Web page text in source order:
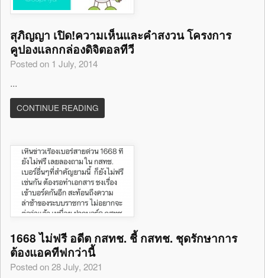
สุภิญญา เปิด!ความเห็นและคำสงวน โครงการ
คูปองแลกกล่องดิจิตอลทีวี
Posted on 1 July, 2014
...
CONTINUE READING
1668 ไม่ฟรี อดีต กสทช. ชี้ กสทช. ชุดรักษาการ
ต้องแอคทีฟกว่านี้
Posted on 28 July, 2021